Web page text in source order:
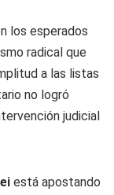
los esperados
radical que
a las listas
no logró
judicial
está apostando